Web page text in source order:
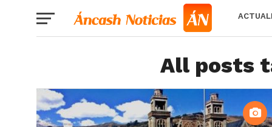
All posts